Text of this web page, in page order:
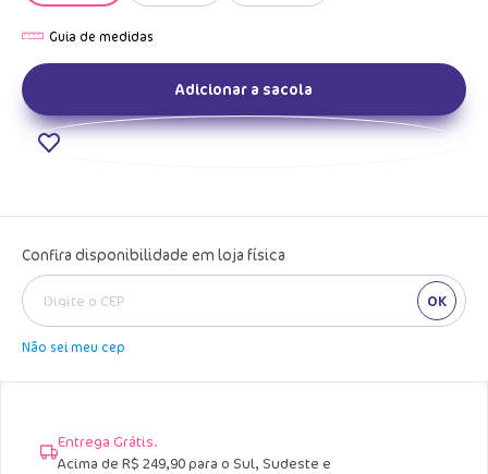
Adicionar a sacola
Confira disponibilidade em loja física
OK
Não sei meu cep
Entrega Grátis.
Acima de R$ 249,90 para o Sul, Sudeste e